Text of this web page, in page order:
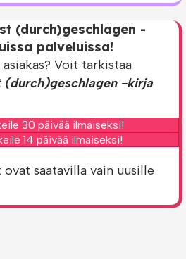
(durch)geschlagen -
palveluissa!
Voit tarkistaa
(durch)geschlagen -kirja
30 päivää ilmaiseksi!
14 päivää ilmaiseksi!
saatavilla vain uusille